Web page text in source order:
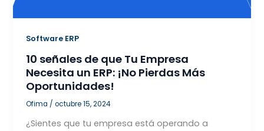
Software ERP
10 señales de que Tu Empresa
Necesita un ERP: ¡No Pierdas Más
Oportunidades!
Ofima /octubre 15, 2024
¿Sientes que tu empresa está operando a